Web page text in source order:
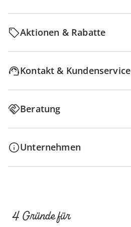
Aktionen & Rabatte
Kontakt & Kundenservice
Beratung
Unternehmen
4 Gründe für